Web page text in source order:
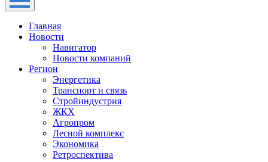
Главная
Новости
Навигатор
Новости компаний
Регион
Энергетика
Транспорт и связь
Стройиндустрия
ЖКХ
Агропром
Лесной комплекс
Экономика
Ретроспектива